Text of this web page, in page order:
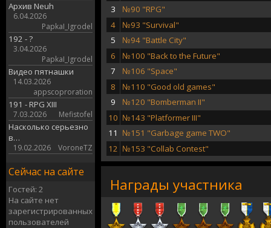
Архив Neuh
6.04.2026
PapkaI_Igrodel
192 - ?
3.04.2026
PapkaI_Igrodel
Видео пятнашки
14.03.2026
appscoproration
191 - RPG XIII
7.03.2026 Mefistofel
Насколько серьезно
в…
19.02.2026 VoroneTZ
Сейчас на сайте
Гостей: 2
На сайте нет
зарегистрированных
пользователей
3
№90 "RPG"
4
№93 "Survival"
5
№94 "Battle City"
6
№100 "Back to the Future"
7
№106 "Space"
8
№110 "Good old games"
9
№120 "Bomberman II"
10 №143 "Platformer III"
11
№151 "Garbage game TWO"
12 №153 "Collab Contest"
Награды участника